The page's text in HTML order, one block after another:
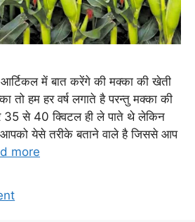
में बात करेंगे की मक्का की खेती
तो हम हर वर्ष लगाते है परन्तु मक्का की
35 से 40 क्विटल ही ले पाते थे लेकिन
येसे तरीके बताने वाले है जिससे आप
more